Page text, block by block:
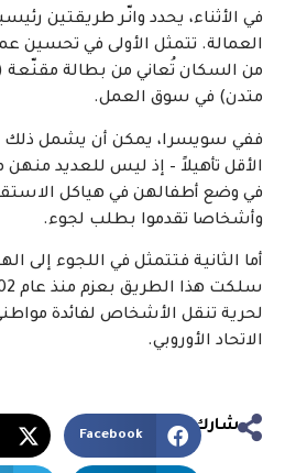
في الأثناء، يحدد وانّـر طريقتين
العمالة. تتمثل الأولى في تحسين
من السكان تُعاني من بطالة
متدن) في سوق العمل.
ففي سويسرا، يمكن أن يشمل ذلك
الأقل تأهيلاً – إذ ليس للعديد
في وضع أطفالهن في هياكل
وأشخاصا تقدموا بطلب لجوء.
أما الثانية فتتمثل في اللجوء إلى
لحرية تنقل الأشخاص لفائدة
الاتحاد الأوروبي.
شارك
Facebook